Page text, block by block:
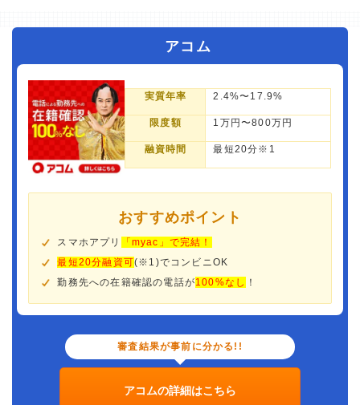
アコム
実質年率 2.4%〜17.9%
限度額 1万円〜800万円
融資時間 最短20分※1
おすすめポイント
スマホアプリ
「myac」で完結！
最短20分融資可(※1)でコンビニOK
勤務先への在籍確認の電話が100%なし ！
審査結果が事前に分かる!!
アコムの詳細はこちら